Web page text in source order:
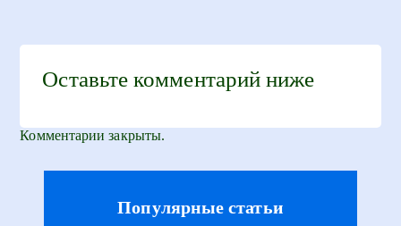
Оставьте комментарий ниже
Комментарии закрыты.
Популярные статьи